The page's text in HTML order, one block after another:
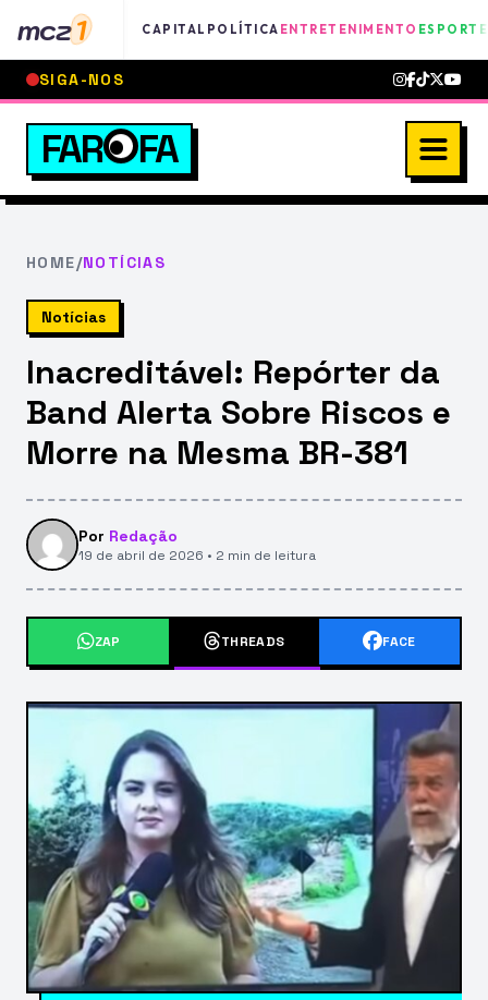
mcz1 CAPITAL POLÍTICA ENTRETENIMENTO
SIGA-NOS
FAR FA
HOME/NOTÍCIAS
Notícias
Inacreditável: Repórter da
Band Alerta Sobre Riscos e
Morre na Mesma BR-381
Por Redação
19 de abril de 2026 • 2 min de leitura
ZAP THREADS FACE